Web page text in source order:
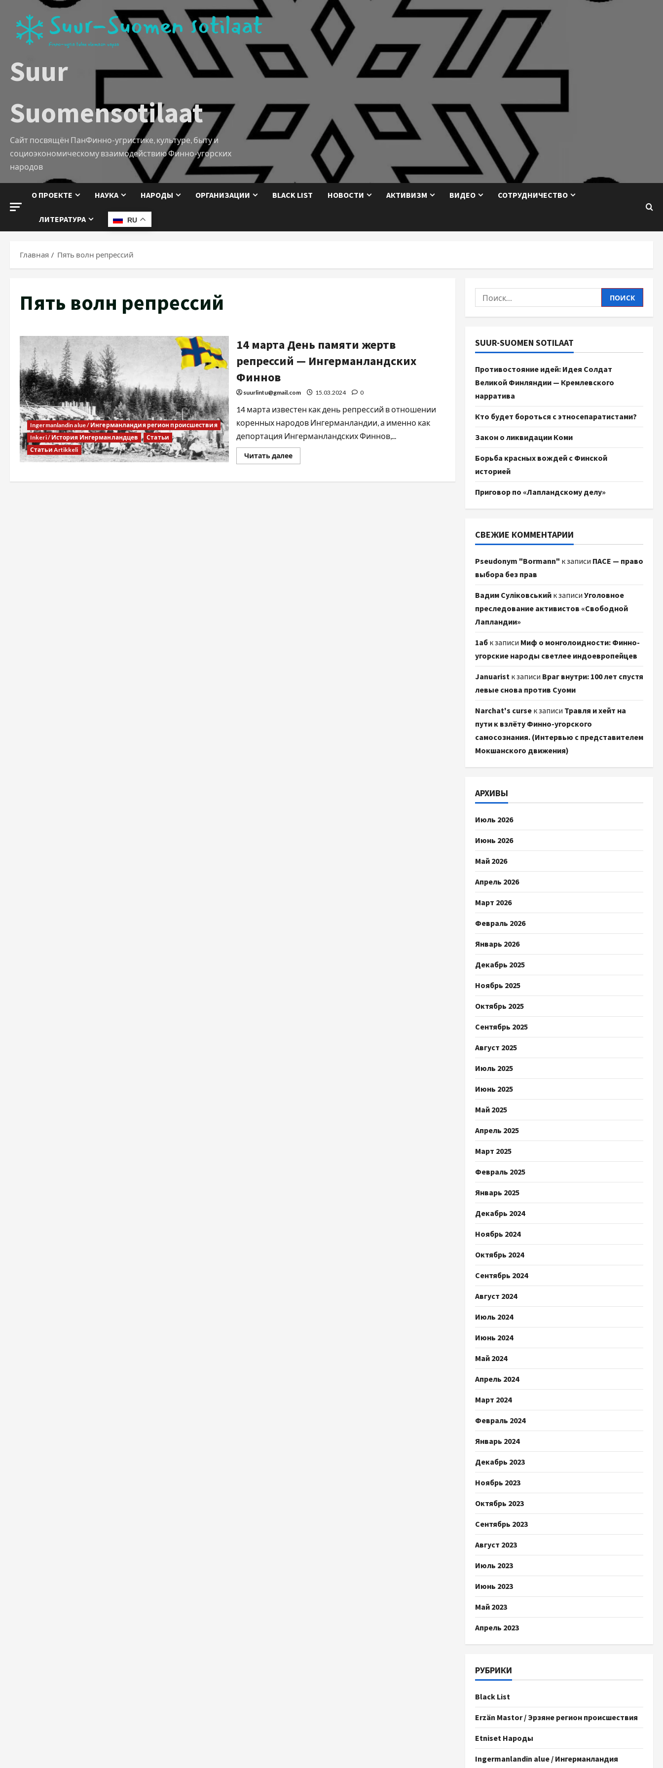
Suur
Suomensotilaat
Сайт посвящён ПанФинно-угристике, культуре, быту и
социоэкономическому взаимодействию Финно-угорских
народов
О ПРОЕКТЕ НАУКА НАРОДЫ ОРГАНИЗАЦИИ BLACK LIST НОВОСТИ АКТИВИЗМ ВИДЕО СОТРУДНИЧЕСТВО
ЛИТЕРАТУРА RU
Главная Пять волн репрессий
Пять волн репрессий
Ingermanlandin alue / Ингерманландия регион происшествия
Inkeri / История Ингерманландцев
Статьи
Статьи Artikkeli
14 марта День памяти жертв
репрессий — Ингерманландских
Финнов
suurlintu@gmail.com 15.03.2024 0
14 марта известен как день репрессий в отношении
коренных народов Ингерманландии, а именно как
депортация Ингерманландских Финнов,...
Читать далее
SUUR-SUOMEN SOTILAAT
Противостояние идей: Идея Солдат
Великой Финляндии — Кремлевского
нарратива
Кто будет бороться с этносепаратистами?
Закон о ликвидации Коми
Борьба красных вождей с Финской
историей
Приговор по «Лапландскому делу»
СВЕЖИЕ КОММЕНТАРИИ
Pseudonym "Bormann" к записи ПАСЕ — право
выбора без прав
Вадим Суліковськийк записи Уголовное
преследование активистов «Свободной
Лапландии»
1абк записи Миф о монголоидности: Финно-
угорские народы светлее индоевропейцев
Januaristк записи Враг внутри: 100 лет спустя
левые снова против Суоми
Narchat's curseк записи Травля и хейт на
пути к взлёту Финно-угорского
самосознания. (Интервью с представителем
Мокшанского движения)
АРХИВЫ
Июль 2026
Июнь 2026
Май 2026
Апрель 2026
Март 2026
Февраль 2026
Январь 2026
Декабрь 2025
Ноябрь 2025
Октябрь 2025
Сентябрь 2025
Август 2025
Июль 2025
Июнь 2025
Май 2025
Апрель 2025
Март 2025
Февраль 2025
Январь 2025
Декабрь 2024
Ноябрь 2024
Октябрь 2024
Сентябрь 2024
Август 2024
Июль 2024
Июнь 2024
Май 2024
Апрель 2024
Март 2024
Февраль 2024
Январь 2024
Декабрь 2023
Ноябрь 2023
Октябрь 2023
Сентябрь 2023
Август 2023
Июль 2023
Июнь 2023
Май 2023
Апрель 2023
РУБРИКИ
Black List
Erzän Mastor / Эрзяне регион происшествия
Etniset Народы
Ingermanlandin alue / Ингерманландия